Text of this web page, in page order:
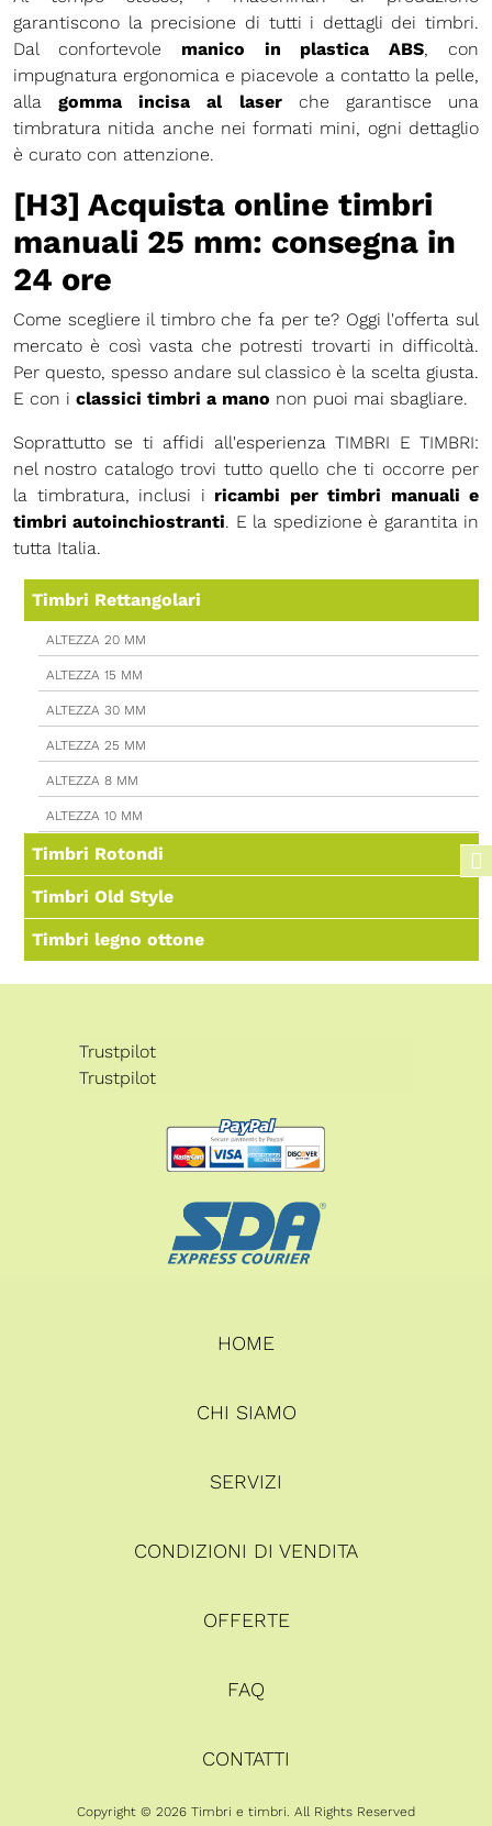
garantiscono la precisione di tutti i dettagli dei timbri.
Dal confortevole manico in plastica ABS, con
impugnatura ergonomica e piacevole a contatto la pelle,
allagomma incisa al laserche garantisce una
timbratura nitida anche nei formati mini, ogni dettaglio
è curato con attenzione.
[H3] Acquista online timbri
manuali 25 mm: consegna in
24 ore
Come scegliere il timbro che fa per te? Oggi l'offerta sul
mercato è così vasta che potresti trovarti in difficoltà.
Per questo, spesso andare sul classico è la scelta giusta.
E con i classici timbri a mano non puoi mai sbagliare.
Soprattutto se ti affidi all'esperienza TIMBRI E TIMBRI:
nel nostro catalogo trovi tutto quello che ti occorre per
la timbratura, inclusi i ricambi per timbri manuali e
timbri autoinchiostranti. E la spedizione è garantita in
tutta Italia.
Timbri Rettangolari
ALTEZZA 20 MM
ALTEZZA 15 MM
ALTEZZA 30 MM
ALTEZZA 25 MM
ALTEZZA 8 MM
ALTEZZA 10 MM
Timbri Rotondi
Timbri Old Style
Timbri legno ottone
Trustpilot
Trustpilot
HOME
CHI SIAMO
SERVIZI
CONDIZIONI DI VENDITA
OFFERTE
FAQ
CONTATTI
Copyright © 2026 Timbri e timbri. All Rights Reserved